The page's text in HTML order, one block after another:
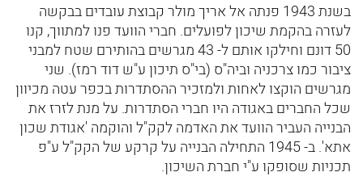
בשנת 1943 פנתה אל אריך מולר קבוצת עובדים בבקשה
לעזרה בהקמת שיכון לפועלים. חברי הוועד פנו למתווך, קנו
50 דונם וחילקו אותם ל- 43 מגרשים בהותירם שטח למבני
ציבור כמו צרכניה וביה"ס (בי"ס תיכון ע"ש דוד רמז). שני
מגרשים הוקצו לאחות ולמזכיר ההסתדרות בכפר עטה מכיוון
שכל החברים באגודה היו חברי הסתדרות. על מנת לזרז את
הבנייה העביר הוועד את האדמה לקק"ל והוקמה 'אגודת שכון
אתא'. ב- 1945 התחילה הבנייה על קרקע של הקק"ל ע"פ
תכניות שסופקו ע"י חברת השיכון.